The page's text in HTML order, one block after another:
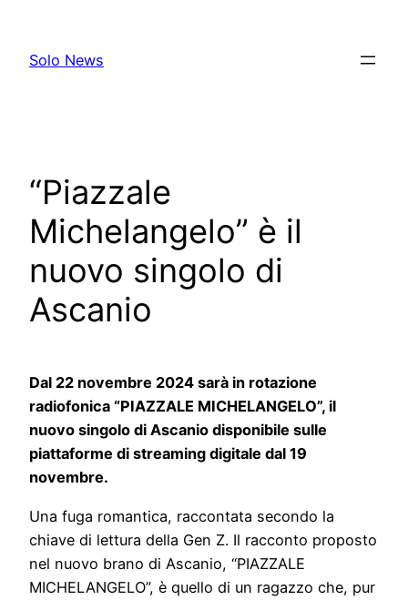
content
Solo News
“Piazzale
Michelangelo” è il
nuovo singolo di
Ascanio
Dal 22 novembre 2024 sarà in rotazione
radiofonica “PIAZZALE MICHELANGELO”, il
nuovo singolo di Ascanio disponibile sulle
piattaforme di streaming digitale dal 19
novembre.
Una fuga romantica, raccontata secondo la
chiave di lettura della Gen Z. Il racconto proposto
nel nuovo brano di Ascanio, “PIAZZALE
MICHELANGELO”, è quello di un ragazzo che, pur